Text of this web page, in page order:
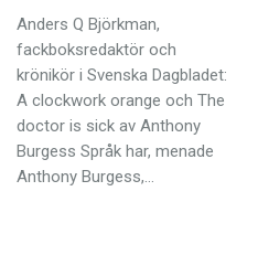
Anders Q Björkman,
fackboksredaktör och
krönikör i Svenska Dagbladet:
A clockwork orange och The
doctor is sick av Anthony
Burgess Språk har, menade
Anthony Burgess,…